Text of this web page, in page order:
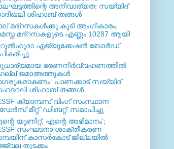
അനിവാര്യത: സയ്യിദ്
ശിഹാബ് തങ്ങള്‍
മദ്‌റസകള്‍ക്കു കൂടി അംഗീകാരം;
മദ്‌റസകളുടെ എണ്ണം 10287 ആയി
എജ്യുക്കേഷന്‍ ബോര്‍ഡ്
ഭരണനിര്‍വ്വഹണത്തില്‍
ജമാഅത്തുകള്‍
പാണക്കാട് സയ്യിദ്
ശിഹാബ് തങ്ങള്‍
ക്യാമ്പസ് വിംഗ് സംസ്ഥാന
മീറ്റ് 'ഡിബറ്റ്' സമാപിച്ചു
യൂണിറ്റ്, എന്റെ അഭിമാനം';
സംഘടനാ ശാക്തീകരണ
കാസര്‍കോട് ജില്ലയില്‍
തുടക്കം